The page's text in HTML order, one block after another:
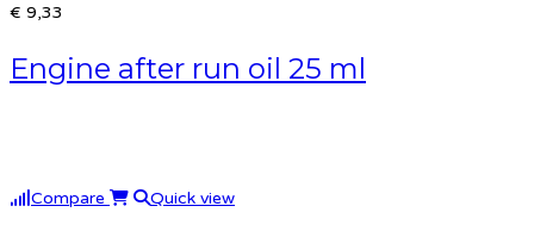
€ 9,33
Engine after run oil 25 ml
Compare Quick view